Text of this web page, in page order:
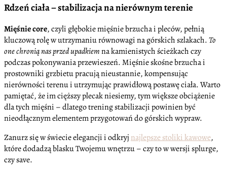
Rdzeń ciała – stabilizacja na nierównym terenie
Mięśnie core, czyli głębokie mięśnie brzucha i pleców, pełnią
kluczową rolę w utrzymaniu równowagi na górskich szlakach.To
one chronią nas przed upadkiemna kamienistych ścieżkach czy
podczas pokonywania przewieszeń. Mięśnie skośne brzucha i
prostowniki grzbietu pracują nieustannie, kompensując
nierówności terenu i utrzymując prawidłową postawę ciała. Warto
pamiętać, że im cięższy plecak niesiemy, tym większe obciążenie
dla tych mięśni – dlatego trening stabilizacji powinien być
nieodłącznym elementem przygotowań do górskich wypraw.
Zanurz się w świecie elegancji i odkryj najlepsze stoliki kawowe,
które dodadzą blasku Twojemu wnętrzu – czy to w wersji splurge,
czy save.